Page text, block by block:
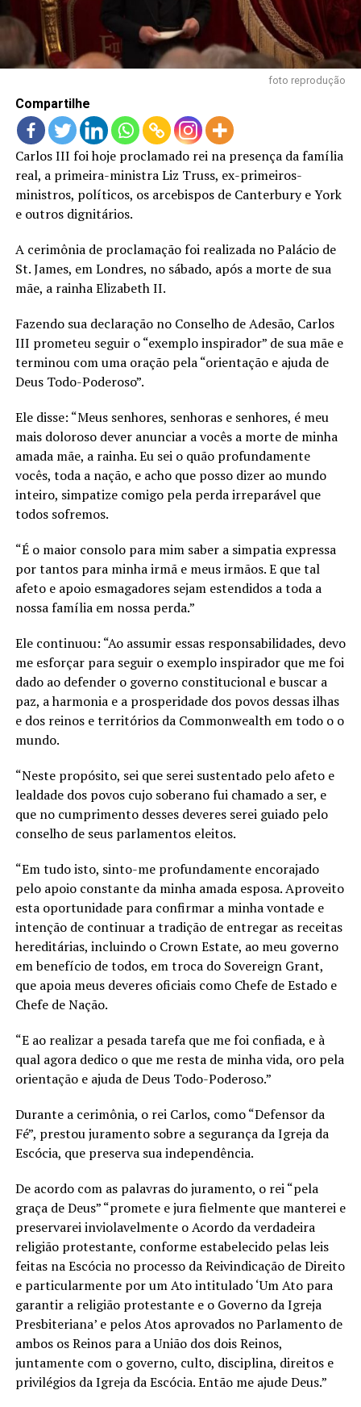
LANÇAMENTOS
foto reprodução
Compartilhe
Carlos III foi hoje proclamado rei na presença da família
real, a primeira-ministra Liz Truss, ex-primeiros-
ministros, políticos, os arcebispos de Canterbury e York
e outros dignitários.
A cerimônia de proclamação foi realizada no Palácio de
St. James, em Londres, no sábado, após a morte de sua
mãe, a rainha Elizabeth II.
Fazendo sua declaração no Conselho de Adesão, Carlos
III prometeu seguir o “exemplo inspirador” de sua mãe e
terminou com uma oração pela “orientação e ajuda de
Deus Todo-Poderoso”.
Ele disse: “Meus senhores, senhoras e senhores, é meu
mais doloroso dever anunciar a vocês a morte de minha
amada mãe, a rainha. Eu sei o quão profundamente
vocês, toda a nação, e acho que posso dizer ao mundo
inteiro, simpatize comigo pela perda irreparável que
todos sofremos.
“É o maior consolo para mim saber a simpatia expressa
por tantos para minha irmã e meus irmãos. E que tal
afeto e apoio esmagadores sejam estendidos a toda a
nossa família em nossa perda.”
Ele continuou: “Ao assumir essas responsabilidades, devo
me esforçar para seguir o exemplo inspirador que me foi
dado ao defender o governo constitucional e buscar a
paz, a harmonia e a prosperidade dos povos dessas ilhas
e dos reinos e territórios da Commonwealth em todo o o
mundo.
“Neste propósito, sei que serei sustentado pelo afeto e
lealdade dos povos cujo soberano fui chamado a ser, e
que no cumprimento desses deveres serei guiado pelo
conselho de seus parlamentos eleitos.
“Em tudo isto, sinto-me profundamente encorajado
pelo apoio constante da minha amada esposa. Aproveito
esta oportunidade para confirmar a minha vontade e
intenção de continuar a tradição de entregar as receitas
hereditárias, incluindo o Crown Estate, ao meu governo
em benefício de todos, em troca do Sovereign Grant,
que apoia meus deveres oficiais como Chefe de Estado e
Chefe de Nação.
“E ao realizar a pesada tarefa que me foi confiada, e à
qual agora dedico o que me resta de minha vida, oro pela
orientação e ajuda de Deus Todo-Poderoso.”
Durante a cerimônia, o rei Carlos, como “Defensor da
Fé”, prestou juramento sobre a segurança da Igreja da
Escócia, que preserva sua independência.
De acordo com as palavras do juramento, o rei “pela
graça de Deus” “promete e jura fielmente que manterei e
preservarei inviolavelmente o Acordo da verdadeira
religião protestante, conforme estabelecido pelas leis
feitas na Escócia no processo da Reivindicação de Direito
e particularmente por um Ato intitulado ‘Um Ato para
garantir a religião protestante e o Governo da Igreja
Presbiteriana’ e pelos Atos aprovados no Parlamento de
ambos os Reinos para a União dos dois Reinos,
juntamente com o governo, culto, disciplina, direitos e
privilégios da Igreja da Escócia. Então me ajude Deus.”